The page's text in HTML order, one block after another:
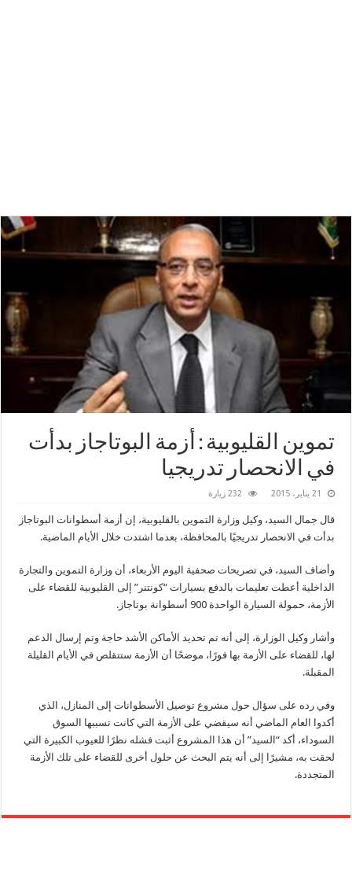
تموين القليوبية : أزمة البوتاجاز بدأت
في الانحصار تدريجيا
21 يناير، 2015 232 زيارة
قال جمال السيد، وكيل وزارة التموين بالقليوبية، إن أزمة أسطوانات البوتاجاز
بدأت في الانحصار تدريجيًا بالمحافظة، بعدما اشتدت خلال الأيام الماضية.
وأضاف السيد، في تصريحات صحفية اليوم الأربعاء، أن وزارة التموين والتجارة
الداخلية أعطت تعليمات بالدفع بسيارات “كونتنر” إلى القليوبية للقضاء على
الأزمة، حمولة السيارة الواحدة 900 أسطوانة بوتاجاز.
وأشار وكيل الوزارة، إلى أنه تم تحديد الأماكن الأشد حاجة وتم إرسال الدعم
لها، للقضاء على الأزمة بها فورًا، موضحًا أن الأزمة ستتقلص في الأيام القليلة
المقبلة.
وفي رده على سؤال حول مشروع توصيل الأسطوانات إلى المنازل، الذي
أكدوا العام الماضي أنه سيقضي على الأزمة التي كانت تسببها السوق
السوداء، أكد “السيد” أن هذا المشروع أثبت فشله نظرًا للعيوب الكبيرة التي
لحقت به، مشيرًا إلى أنه يتم البحث عن حلول أخرى للقضاء على تلك الأزمة
المتجددة.